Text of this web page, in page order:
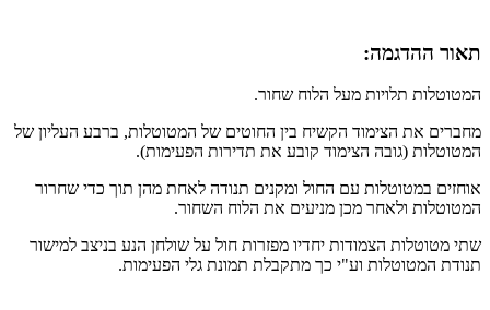
תאור ההדגמה:​
המטוטלות תלויות מעל הלוח שחור.
מחברים את הצימוד הקשיח בין החוטים של המטוטלות, ברבע העליון של
המטוטלות (גובה הצימוד קובע את תדירות הפעימות).
אוחזים במטוטלות עם החול ומקנים תנודה לאחת מהן תוך כדי שחרור
המטוטלות ולאחר מכן מניעים את הלוח השחור.
שתי מטוטלות הצמודות יחדיו מפזרות חול על שולחן הנע בניצב למישור
תנודת המטוטלות וע"י כך מתקבלת תמונת גלי הפעימות.